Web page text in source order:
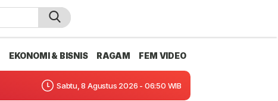
EKONOMI & BISNIS RAGAM FEM VIDEO
Sabtu, 8 Agustus 2026 - 06:50 WIB